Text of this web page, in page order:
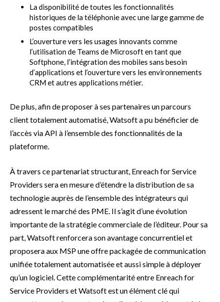
La disponibilité de toutes les fonctionnalités
historiques de la téléphonie avec une large gamme de
postes compatibles
L’ouverture vers les usages innovants comme
l’utilisation de Teams de Microsoft en tant que
Softphone, l’intégration des mobiles sans besoin
d’applications et l’ouverture vers les environnements
CRM et autres applications métier.
De plus, afin de proposer à ses partenaires un parcours
client totalement automatisé, Watsoft a pu bénéficier de
l’accès via API à l’ensemble des fonctionnalités de la
plateforme.
À travers ce partenariat structurant, Enreach for Service
Providers sera en mesure d’étendre la distribution de sa
technologie auprès de l’ensemble des intégrateurs qui
adressent le marché des PME. Il s’agit d’une évolution
importante de la stratégie commerciale de l’éditeur. Pour sa
part, Watsoft renforcera son avantage concurrentiel et
proposera aux MSP une offre packagée de communication
unifiée totalement automatisée et aussi simple à déployer
qu’un logiciel. Cette complémentarité entre Enreach for
Service Providers et Watsoft est un élément clé qui